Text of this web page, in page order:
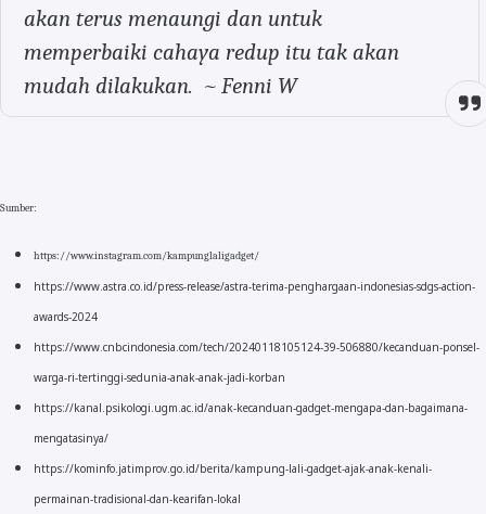
akan terus menaungi dan untuk
memperbaiki cahaya redup itu tak akan
mudah dilakukan. ~ Fenni W
Sumber:
https://www.instagram.com/kampunglaligadget/
https://www.astra.co.id/press-release/astra-terima-penghargaan-indonesias-sdgs-action-
awards-2024
https://www.cnbcindonesia.com/tech/20240118105124-39-506880/kecanduan-ponsel-
warga-ri-tertinggi-sedunia-anak-anak-jadi-korban
https://kanal.psikologi.ugm.ac.id/anak-kecanduan-gadget-mengapa-dan-bagaimana-
mengatasinya/
https://kominfo.jatimprov.go.id/berita/kampung-lali-gadget-ajak-anak-kenali-
permainan-tradisional-dan-kearifan-lokal